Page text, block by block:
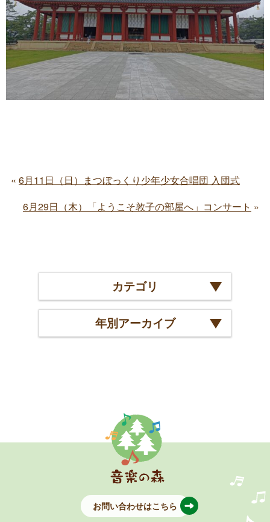
カテゴリ
年別アーカイブ
6月11日（日）まつぼっくり少年少女合唱団 入団式
6月29日（木）「ようこそ敦子の部屋へ」コンサート
お問い合わせはこちら